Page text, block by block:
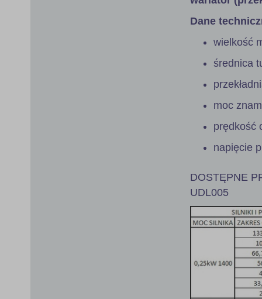
Dane
wielkość
średnica
moc
prędkość
napięcie
DOSTĘPNE
UDL005